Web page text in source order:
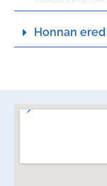
Honnan ered